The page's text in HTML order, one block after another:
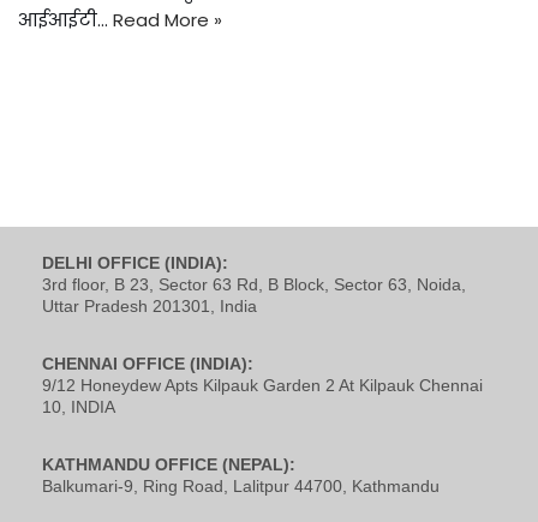
आईआईटी… Read More »
DELHI OFFICE (INDIA):
3rd floor, B 23, Sector 63 Rd, B Block, Sector 63, Noida,
Uttar Pradesh 201301, India
CHENNAI OFFICE (INDIA):
9/12 Honeydew Apts Kilpauk Garden 2 At Kilpauk Chennai
10, INDIA
KATHMANDU OFFICE (NEPAL):
Balkumari-9, Ring Road, Lalitpur 44700, Kathmandu